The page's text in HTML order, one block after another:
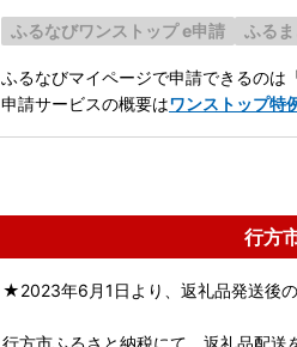
ふるなびワンストップ e申請 ふる
ふるなびマイページで申請できるのは
申請サービスの概要はワンストップ特
行方
★2023年6月1日より、返礼品発送後
行方市ふるさと納税にて、返礼品配